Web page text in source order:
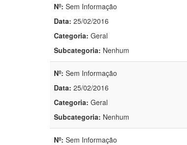
Nº: Sem Informação
Data: 25/02/2016
Categoria: Geral
Subcategoria: Nenhum
Nº: Sem Informação
Data: 25/02/2016
Categoria: Geral
Subcategoria: Nenhum
Nº: Sem Informação